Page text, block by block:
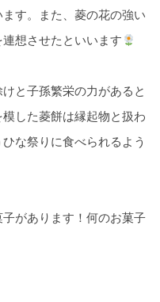
す。また、菱の花の強い
想させたといいます
と子孫繁栄の力があると
した菱餅は縁起物と扱わ
な祭りに食べられるよう
があります！何のお菓子